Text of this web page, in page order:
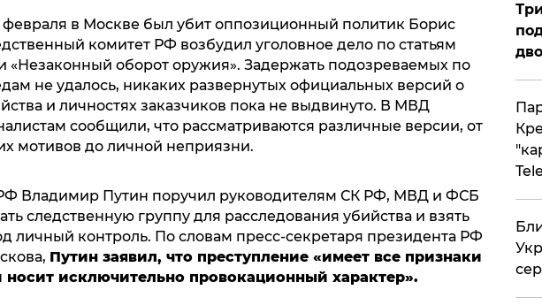
февраля в Москве был убит оппозиционный политик Борис
комитет РФ возбудил уголовное дело по статьям
«Незаконный оборот оружия». Задержать подозреваемых по
не удалось, никаких развернутых официальных версий о
и личностях заказчиков пока не выдвинуто. В МВД
сообщили, что рассматриваются различные версии, от
мотивов до личной неприязни.
Владимир Путин поручил руководителям СК РФ, МВД и ФСБ
следственную группу для расследования убийства и взять
личный контроль. По словам пресс-секретаря президента РФ
Путин заявил, что преступление «имеет все признаки
носит исключительно провокационный характер».